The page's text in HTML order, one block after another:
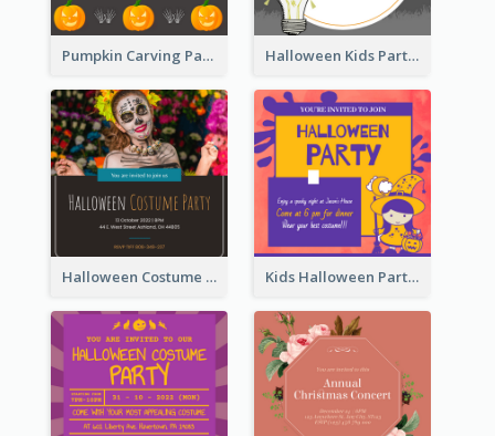
Pumpkin Carving Party Invitation Halloween Kids Party Invitation
Halloween Costume Party Invitation Kids Halloween Party Invitation